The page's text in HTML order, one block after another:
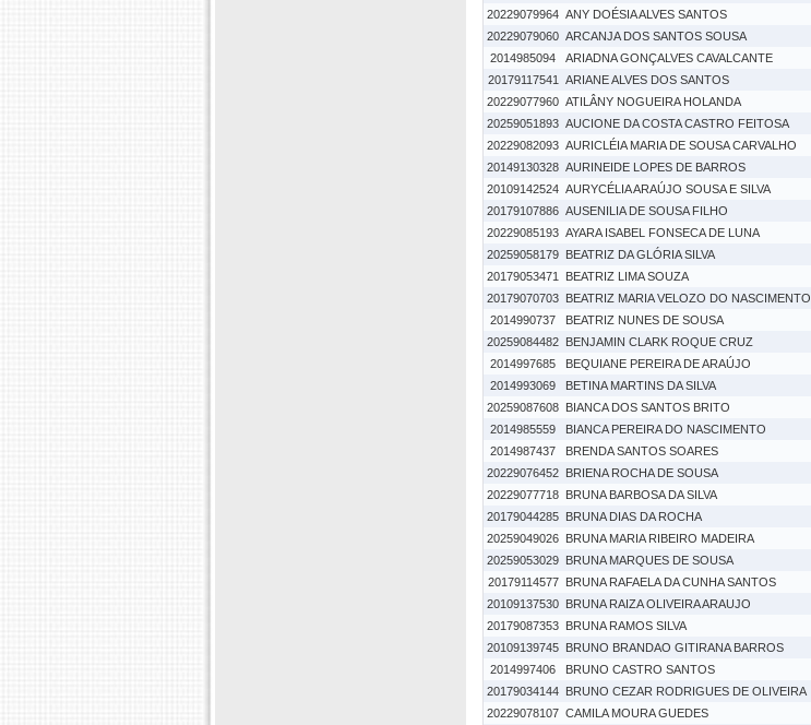
20229079964 ANY DOÉSIA ALVES SANTOS
20229079060 ARCANJA DOS SANTOS SOUSA
2014985094
ARIADNA GONÇALVES CAVALCANTE
20179117541
ARIANE ALVES DOS SANTOS
20229077960 ATILÂNY NOGUEIRA HOLANDA
20259051893 AUCIONE DA COSTA CASTRO FEITOSA
20229082093 AURICLÉIA MARIA DE SOUSA CARVALHO
20149130328 AURINEIDE LOPES DE BARROS
20109142524 AURYCÉLIA ARAÚJO SOUSA E SILVA
20179107886 AUSENILIA DE SOUSA FILHO
20229085193 AYARA ISABEL FONSECA DE LUNA
20259058179 BEATRIZ DA GLÓRIA SILVA
20179053471
BEATRIZ LIMA SOUZA
20179070703 BEATRIZ MARIA VELOZO DO NASCIMENTO
2014990737
BEATRIZ NUNES DE SOUSA
20259084482 BENJAMIN CLARK ROQUE CRUZ
2014997685
BEQUIANE PEREIRA DE ARAÚJO
2014993069
BETINA MARTINS DA SILVA
20259087608 BIANCA DOS SANTOS BRITO
2014985559
BIANCA PEREIRA DO NASCIMENTO
2014987437
BRENDA SANTOS SOARES
20229076452 BRIENA ROCHA DE SOUSA
20229077718 BRUNA BARBOSA DA SILVA
20179044285 BRUNA DIAS DA ROCHA
20259049026 BRUNA MARIA RIBEIRO MADEIRA
20259053029 BRUNA MARQUES DE SOUSA
20179114577
BRUNA RAFAELA DA CUNHA SANTOS
20109137530 BRUNA RAIZA OLIVEIRA ARAUJO
20179087353 BRUNA RAMOS SILVA
20109139745 BRUNO BRANDAO GITIRANA BARROS
2014997406
BRUNO CASTRO SANTOS
20179034144 BRUNO CEZAR RODRIGUES DE OLIVEIRA
20229078107 CAMILA MOURA GUEDES